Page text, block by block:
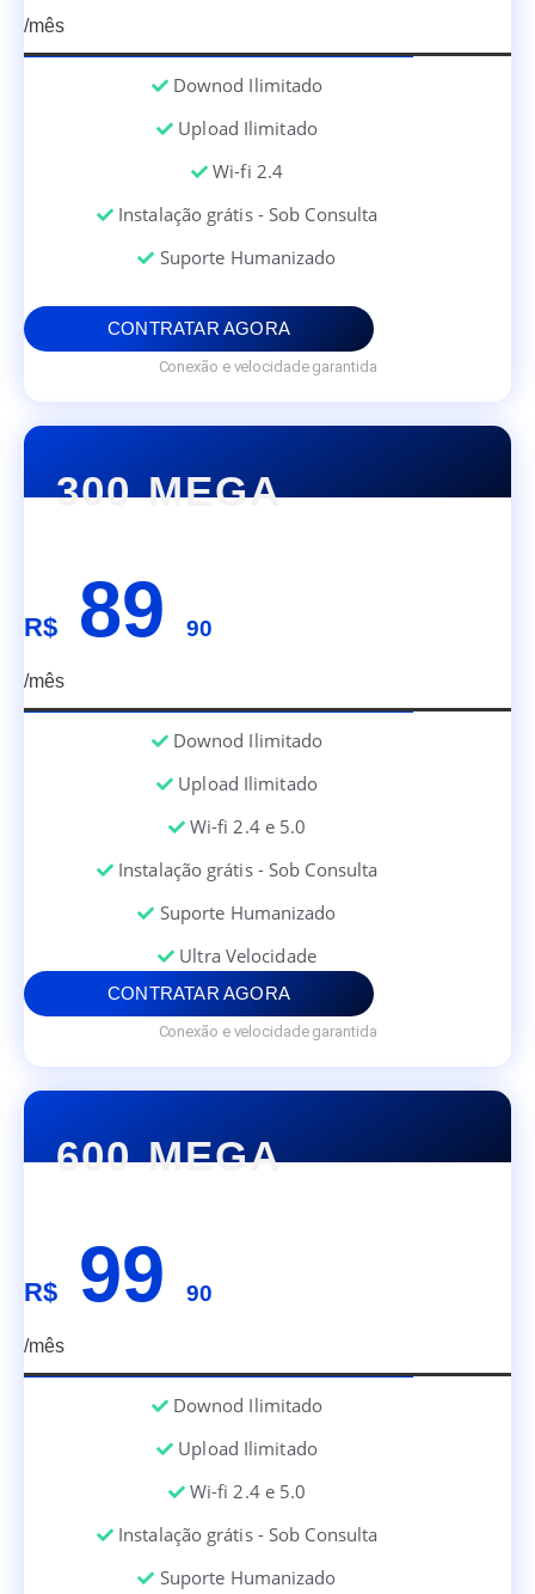
/mês
Downod Ilimitado
Upload Ilimitado
Wi-fi 2.4
Instalação grátis - Sob Consulta
Suporte Humanizado
CONTRATAR AGORA
Conexão e velocidade garantida
300 MEGA
R$ 89 90
/mês
Downod Ilimitado
Upload Ilimitado
Wi-fi 2.4 e 5.0
Instalação grátis - Sob Consulta
Suporte Humanizado
Ultra Velocidade
CONTRATAR AGORA
Conexão e velocidade garantida
600 MEGA
R$ 99 90
/mês
Downod Ilimitado
Upload Ilimitado
Wi-fi 2.4 e 5.0
Instalação grátis - Sob Consulta
Suporte Humanizado